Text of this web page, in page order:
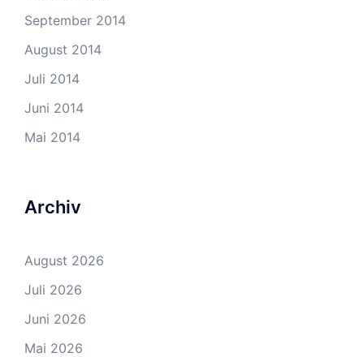
September 2014
August 2014
Juli 2014
Juni 2014
Mai 2014
Archiv
August 2026
Juli 2026
Juni 2026
Mai 2026